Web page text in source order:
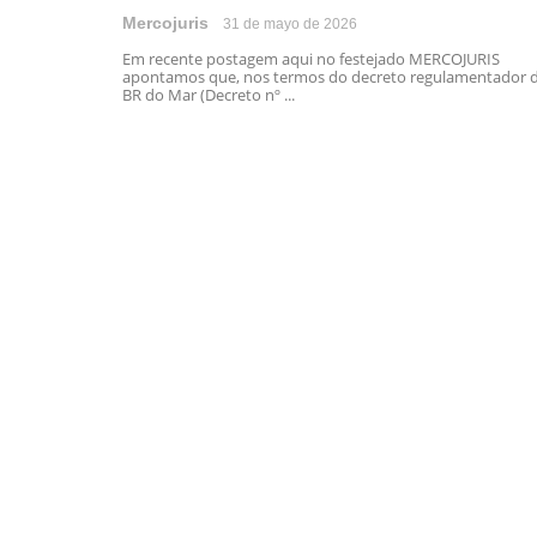
Mercojuris 31 de mayo de 2026
Em recente postagem aqui no festejado MERCOJURIS
apontamos que, nos termos do decreto regulamentador
BR do Mar (Decreto nº ...